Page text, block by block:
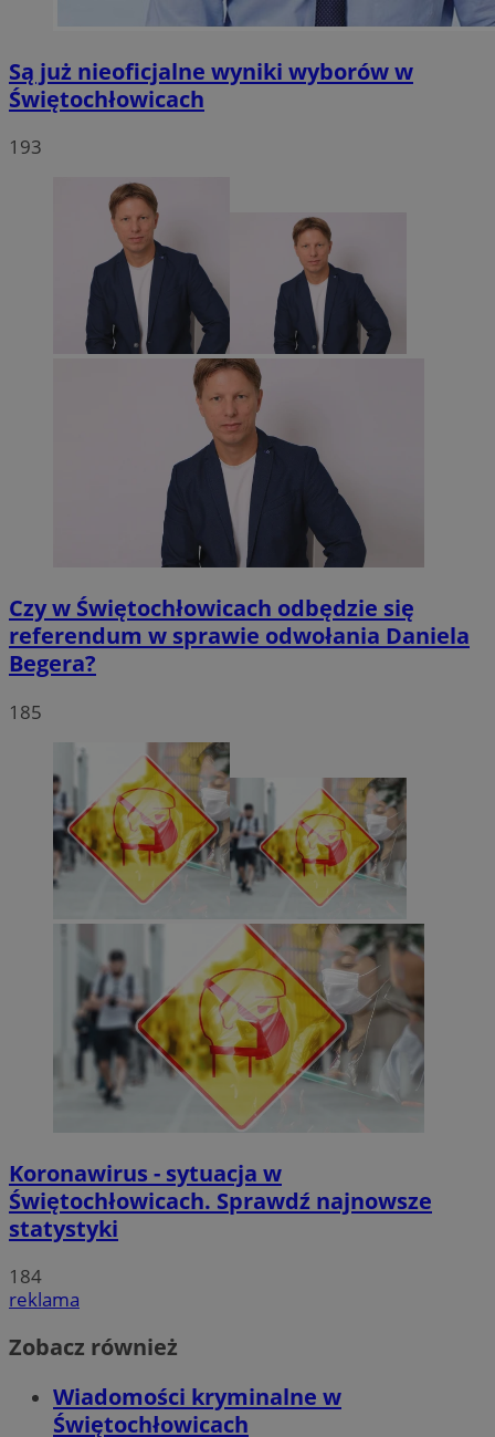
Są już nieoficjalne wyniki wyborów w
Świętochłowicach
193
Czy w Świętochłowicach odbędzie się
referendum w sprawie odwołania Daniela
Begera?
185
Koronawirus - sytuacja w
Świętochłowicach. Sprawdź najnowsze
statystyki
184
reklama
Zobacz również
Wiadomości kryminalne w
Świętochłowicach